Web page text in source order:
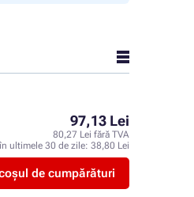
97,13 Lei
80,27 Lei fără TVA
ultimele 30 de zile: 38,80 Lei
de cumpărături